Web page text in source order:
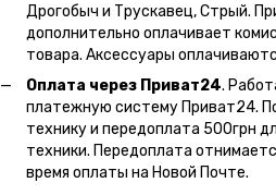
Дрогобыч и Трускавец, Стрый.
дополнительно оплачивает
товара. Аксессуары
Оплата через Приват24.
платежную систему Приват24.
технику и передоплата 500грн
техники. Передоплата
время оплаты на Новой Почте.